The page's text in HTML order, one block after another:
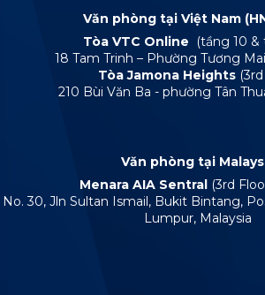
Văn phòng tại Việt Nam
Tòa VTC Online
(tầng 10 &
18 Tam Trinh – Phường Tương
Tòa Jamona Heights
210 Bùi Văn Ba - phường Tân
Văn phòng tại
Menara AIA Sentral (3rd
No. 30, Jln Sultan Ismail, Bukit Bintang,
Lumpur, Malaysia